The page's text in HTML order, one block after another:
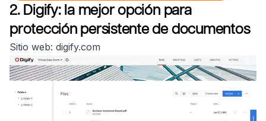
2. Digify: la mejor opción para
protección persistente de documentos
Sitio web: digify.com